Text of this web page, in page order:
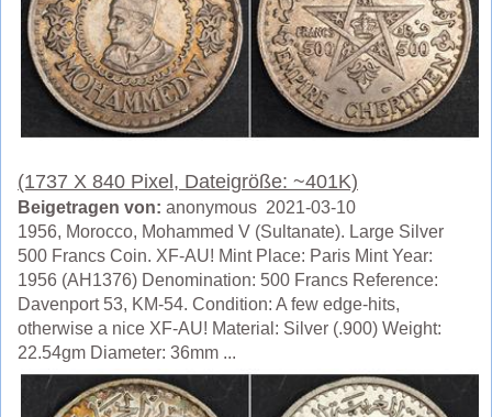
(1737 X 840 Pixel, Dateigröße: ~401K)
Beigetragen von: anonymous 2021-03-10
1956, Morocco, Mohammed V (Sultanate). Large Silver
500 Francs Coin. XF-AU! Mint Place: Paris Mint Year:
1956 (AH1376) Denomination: 500 Francs Reference:
Davenport 53, KM-54. Condition: A few edge-hits,
otherwise a nice XF-AU! Material: Silver (.900) Weight:
22.54gm Diameter: 36mm ...